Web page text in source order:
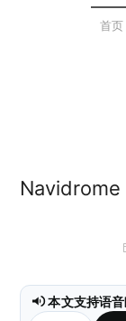
首页
Navidrome
本文支持语